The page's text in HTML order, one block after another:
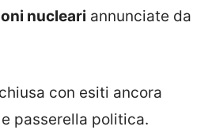
nucleari annunciate da
con esiti ancora
passerella politica.